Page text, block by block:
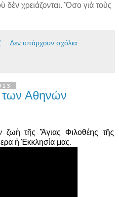
δὲν χρειάζονται. Ὅσο γιὰ τοὺς
Δεν υπάρχουν σχόλια:
των Αθηνών
τῆς Ἅγιας Φιλοθέης τῆς
ἡ Ἐκκλησία μας.